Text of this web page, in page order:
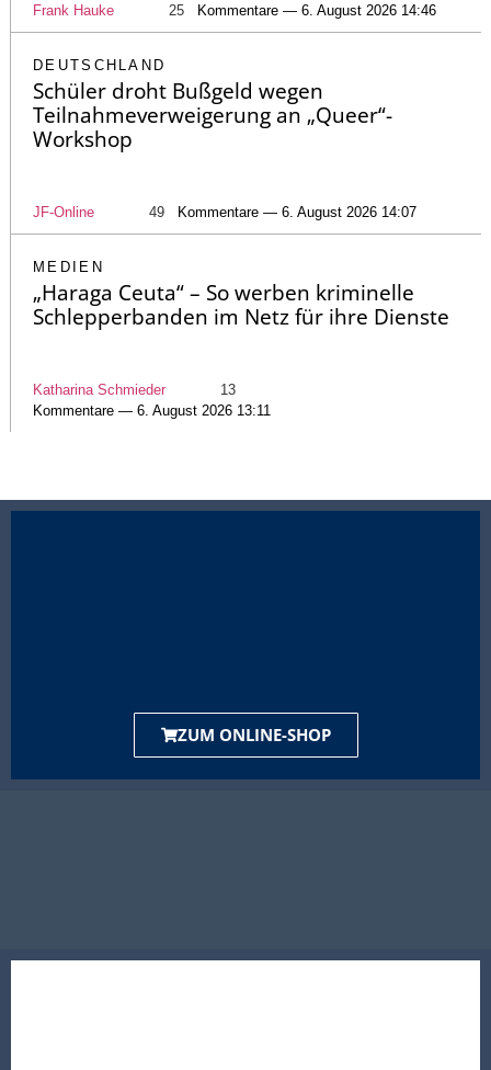
Frank Hauke 25 Kommentare — 6. August 2026 14:46
DEUTSCHLAND
Schüler droht Bußgeld wegen
Teilnahmeverweigerung an „Queer“-
Workshop
JF-Online 49 Kommentare — 6. August 2026 14:07
MEDIEN
„Haraga Ceuta“ – So werben kriminelle
Schlepperbanden im Netz für ihre Dienste
Katharina Schmieder
13
Kommentare — 6. August 2026 13:11
ZUM ONLINE-SHOP